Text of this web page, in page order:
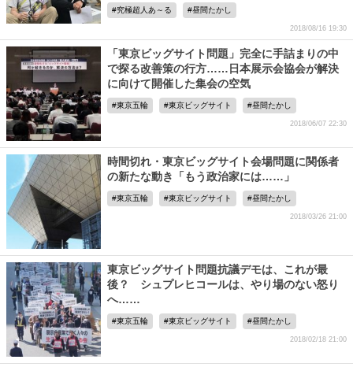
究極超人あ～る 昼間たかし
2018/08/16 19:30
「東京ビッグサイト問題」完全に手詰まりの中
で探る改善策の行方……日本展示会協会が解決
に向けて開催した集会の空気
東京五輪 東京ビッグサイト 昼間たかし
2018/06/07 22:30
時間切れ・東京ビッグサイト会場問題に関係者
の新たな動き「もう政治家には……」
東京五輪 東京ビッグサイト 昼間たかし
2018/03/26 21:00
東京ビッグサイト問題抗議デモは、これが最
後？ シュプレヒコールは、やり場のない怒り
へ……
東京五輪 東京ビッグサイト 昼間たかし
2018/02/18 21:00